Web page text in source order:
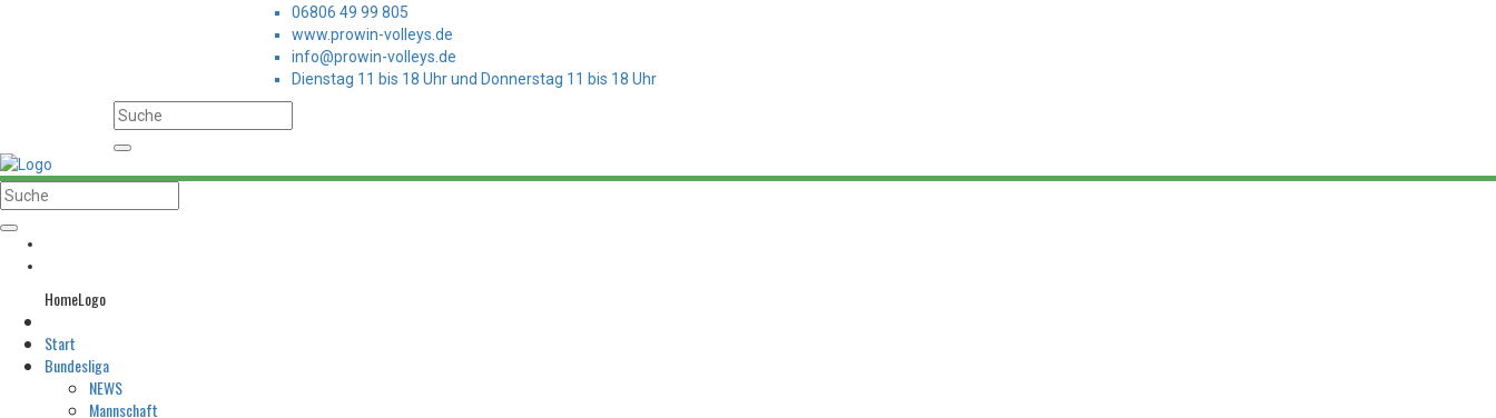
06806 49 99 805
www.prowin-volleys.de
info@prowin-volleys.de
Dienstag 11 bis 18 Uhr und Donnerstag 11 bis 18 Uhr
HomeLogo
Start
Bundesliga
NEWS
Mannschaft